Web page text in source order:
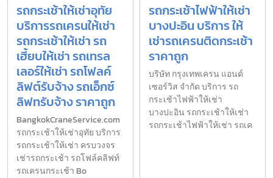
รถกระเช้าให้เช่าอุทัย
บริการรถเครนให้เช่า
รถกระเช้าให้เช่า รถ
เฮี้ยบให้เช่า รถเทรล
เลอร์ให้เช่า รถโฟลค์
ลิฟต์รับจ้าง รถเอ็กซ์
ลิฟทรับจ้าง ราคาถูก
BangkokCraneService.com
รถกระเช้าให้เช่าอุทัย บริการ
รถกระเช้าให้เช่า ครบวงจร
เช่ารถกระเช้า รถโฟล์คลิฟท์
รถเครนกระเช้า Bo
รถกระเช้าไฟฟ้าให้เช่า
บางปะอิน บริการ ให้
เช่ารถเครนติดกระเช้า
ราคาถูก
บริษัท กรุงเทพเครน แอนด์
เซอร์วิส จำกัด บริการ รถ
กระเช้าไฟฟ้าให้เช่า
บางปะอิน รถกระเช้าให้เช่า
รถกระเช้าไฟฟ้าให้เช่า รถเค